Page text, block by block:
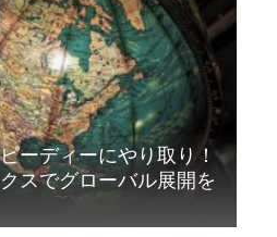
ーディーにやり取り！
スでグローバル展開を